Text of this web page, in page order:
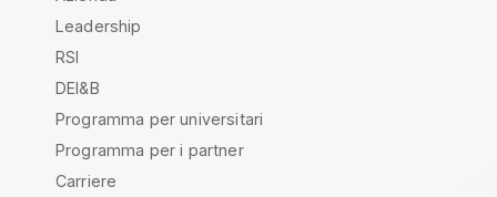
Leadership
RSI
DEI&B
Programma per universitari
Programma per i partner
Carriere